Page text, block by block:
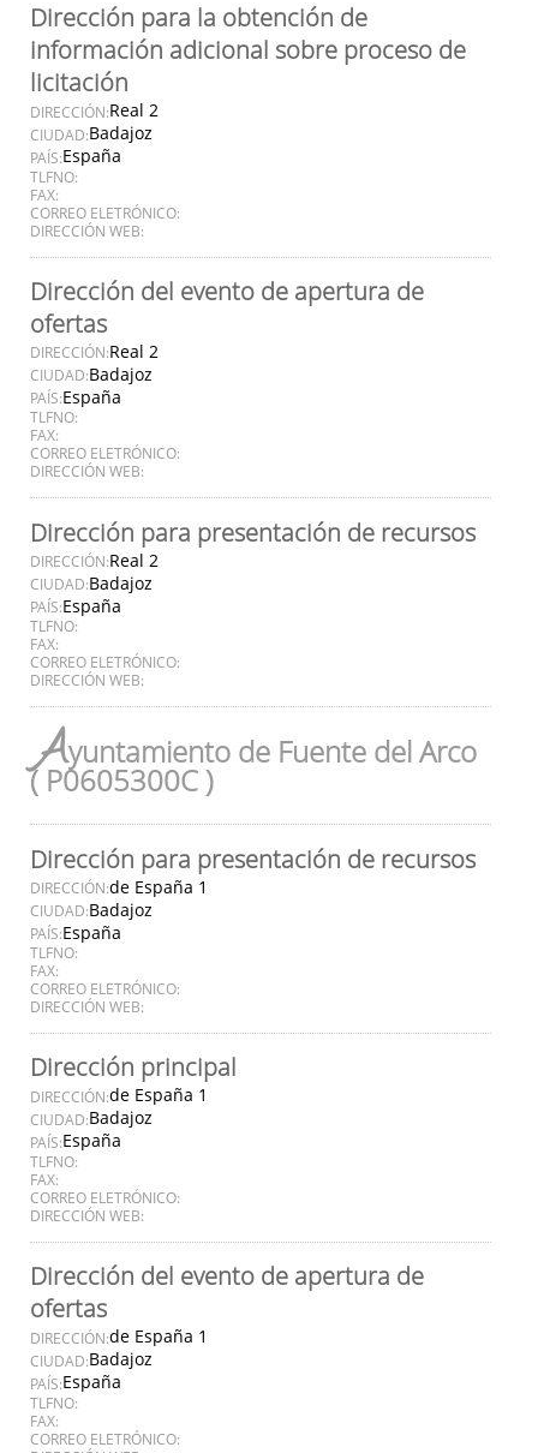
Dirección para la obtención de
información adicional sobre proceso de
licitación
DIRECCIÓN:Real 2
CIUDAD:Badajoz
PAÍS:España
TLFNO:
FAX:
CORREO ELETRÓNICO:
DIRECCIÓN WEB:
Dirección del evento de apertura de
ofertas
DIRECCIÓN:Real 2
CIUDAD:Badajoz
PAÍS:España
TLFNO:
FAX:
CORREO ELETRÓNICO:
DIRECCIÓN WEB:
Dirección para presentación de recursos
DIRECCIÓN:Real 2
CIUDAD:Badajoz
PAÍS:España
TLFNO:
FAX:
CORREO ELETRÓNICO:
DIRECCIÓN WEB:
Ayuntamiento de Fuente del Arco
( P0605300C )
Dirección para presentación de recursos
DIRECCIÓN:de España 1
CIUDAD:Badajoz
PAÍS:España
TLFNO:
FAX:
CORREO ELETRÓNICO:
DIRECCIÓN WEB:
Dirección principal
DIRECCIÓN:de España 1
CIUDAD:Badajoz
PAÍS:España
TLFNO:
FAX:
CORREO ELETRÓNICO:
DIRECCIÓN WEB:
Dirección del evento de apertura de
ofertas
DIRECCIÓN:de España 1
CIUDAD:Badajoz
PAÍS:España
TLFNO:
FAX:
CORREO ELETRÓNICO: